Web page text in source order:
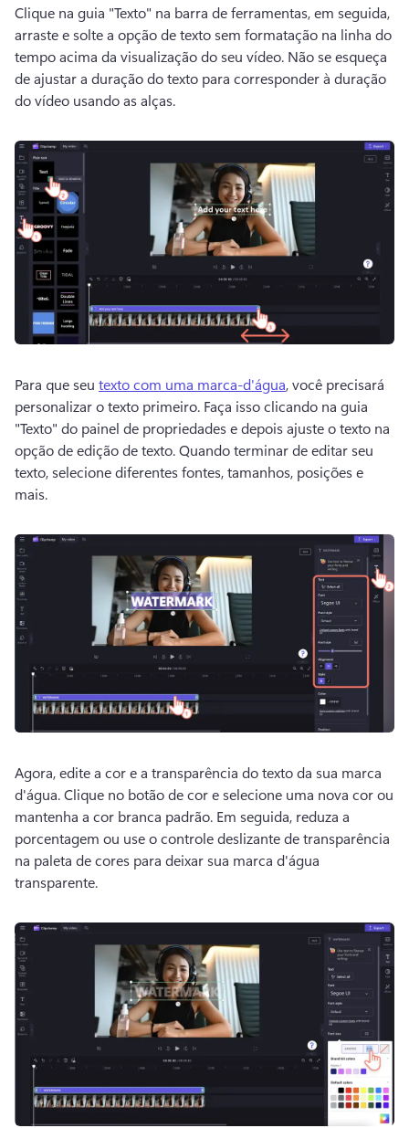
Clique na guia "Texto" na barra de ferramentas, em seguida,
arraste e solte a opção de texto sem formatação na linha do
tempo acima da visualização do seu vídeo. Não se esqueça
de ajustar a duração do texto para corresponder à duração
do vídeo usando as alças.
Para que seu texto com uma marca-d'água, você precisará
personalizar o texto primeiro. Faça isso clicando na guia
"Texto" do painel de propriedades e depois ajuste o texto na
opção de edição de texto. Quando terminar de editar seu
texto, selecione diferentes fontes, tamanhos, posições e
mais.
Agora, edite a cor e a transparência do texto da sua marca
d'água. Clique no botão de cor e selecione uma nova cor ou
mantenha a cor branca padrão. Em seguida, reduza a
porcentagem ou use o controle deslizante de transparência
na paleta de cores para deixar sua marca d'água
transparente.